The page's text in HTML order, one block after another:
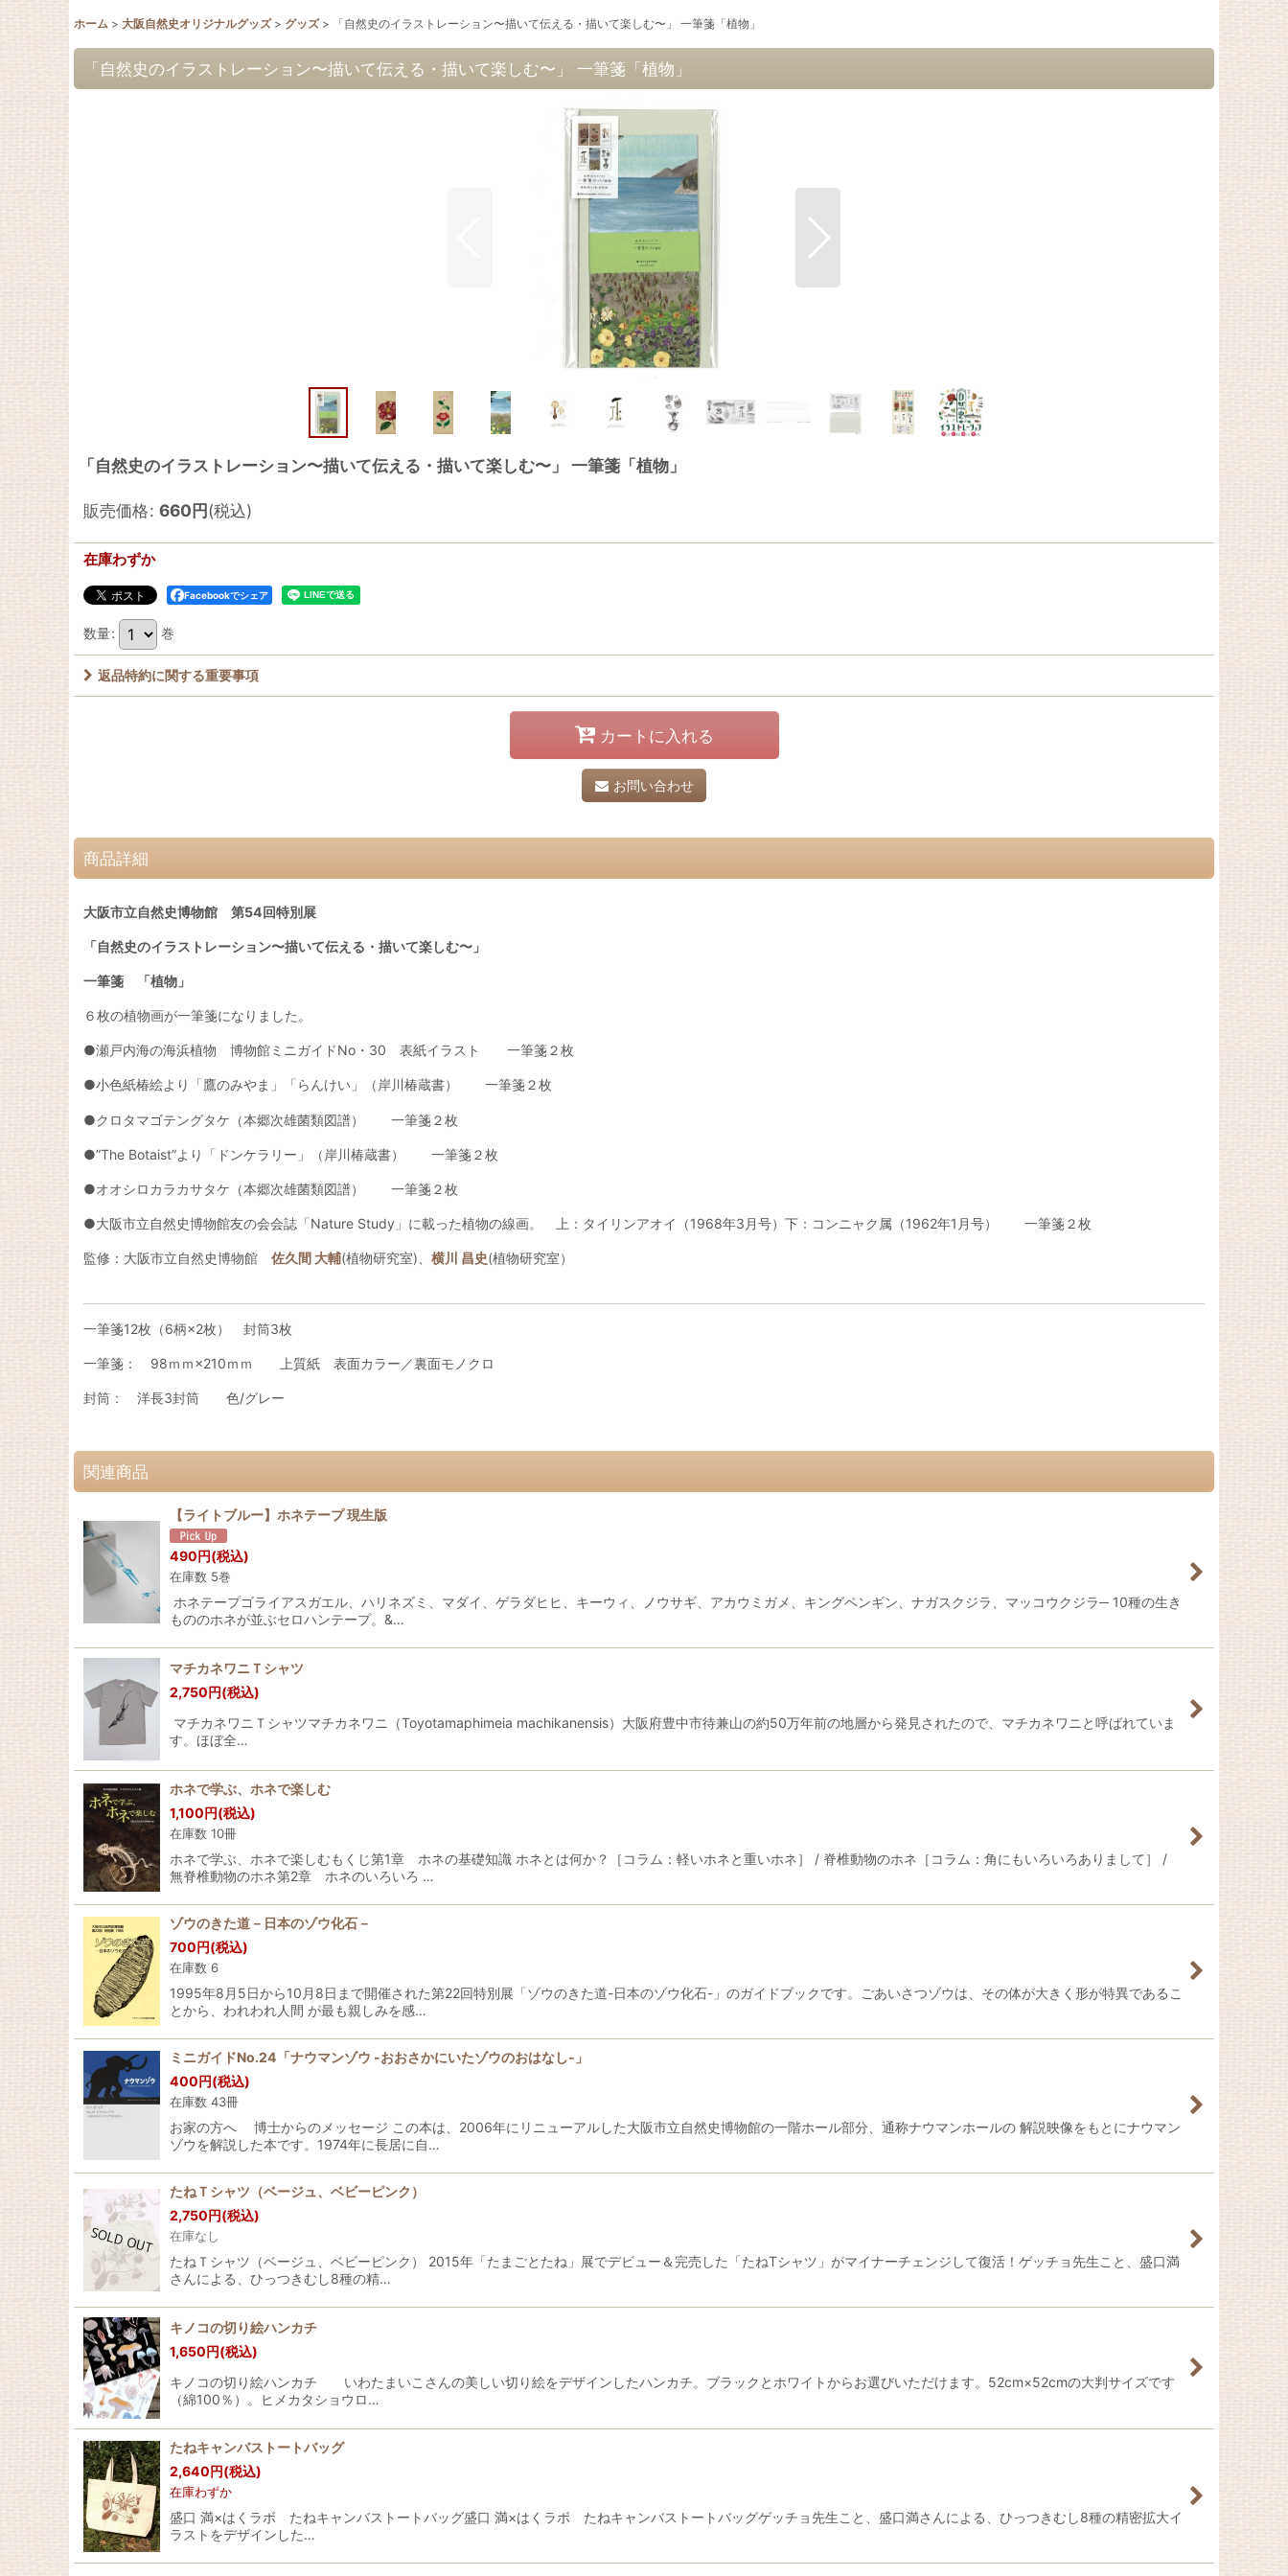
ホーム > 大阪自然史オリジナルグッズ > グッズ > 「自然史のイラストレーション〜描いて伝える・描いて楽しむ〜」 一筆箋「植物」
「自然史のイラストレーション〜描いて伝える・描いて楽しむ〜」 一筆箋「植物」
「自然史のイラストレーション〜描いて伝える・描いて楽しむ〜」 一筆箋「植物」
販売価格: 660円(税込)
在庫わずか
Facebookでシェア
数量: 巻
返品特約に関する重要事項
カートに入れる
お問い合わせ
商品詳細
大阪市立自然史博物館 第54回特別展
「自然史のイラストレーション〜描いて伝える・描いて楽しむ〜」
一筆箋 「植物」
６枚の植物画が一筆箋になりました。
●瀬戸内海の海浜植物 博物館ミニガイドNo・30 表紙イラスト 一筆箋２枚
●小色紙椿絵より「鷹のみやま」「らんけい」（岸川椿蔵書） 一筆箋２枚
●クロタマゴテングタケ（本郷次雄菌類図譜） 一筆箋２枚
●”The Botaist”より「ドンケラリー」（岸川椿蔵書） 一筆箋２枚
●オオシロカラカサタケ（本郷次雄菌類図譜） 一筆箋２枚
●大阪市立自然史博物館友の会会誌「Nature Study」に載った植物の線画。 上：タイリンアオイ（1968年3月号）下：コンニャク属（1962年1月号） 一筆箋２枚
監修：大阪市立自然史博物館 佐久間 大輔(植物研究室)、 横川 昌史(植物研究室）
一筆箋12枚（6柄×2枚） 封筒3枚
一筆箋： 98ｍｍ×210ｍｍ 上質紙 表面カラー／裏面モノクロ
封筒： 洋長3封筒 色/グレー
関連商品
【ライトブルー】ホネテープ 現生版
490 円(税込)
在庫数 5巻
ホネテープゴライアスガエル、ハリネズミ、マダイ、ゲラダヒヒ、キーウィ、ノウサギ、アカウミガメ、キングペンギン、ナガスクジラ、マッコウクジラ─ 10種の生き
もののホネが並ぶセロハンテープ。&…
マチカネワニＴシャツ
2,750円(税込)
マチカネワニＴシャツマチカネワニ（Toyotamaphimeia machikanensis）大阪府豊中市待兼山の約50万年前の地層から発見されたので、マチカネワニと呼ばれていま
す。ほぼ全…
ホネで学ぶ、ホネで楽しむ
1,100円(税込)
在庫数 10冊
ホネで学ぶ、ホネで楽しむもくじ第1章 ホネの基礎知識 ホネとは何か？［コラム：軽いホネと重いホネ］ / 脊椎動物のホネ［コラム：角にもいろいろありまして］ /
無脊椎動物のホネ第2章 ホネのいろいろ …
ゾウのきた道－日本のゾウ化石－
700円(税込)
在庫数 6
1995年8月5日から10月8日まで開催された第22回特別展「ゾウのきた道-日本のゾウ化石-」のガイドブックです。ごあいさつゾウは、その体が大きく形が特異であるこ
とから、われわれ人間 が最も親しみを感…
ミニガイドNo.24「ナウマンゾウ -おおさかにいたゾウのおはなし-」
400円(税込)
在庫数 43冊
お家の方へ 博士からのメッセージ この本は、2006年にリニューアルした大阪市立自然史博物館の一階ホール部分、通称ナウマンホールの 解説映像をもとにナウマン
ゾウを解説した本です。1974年に長居に自…
たねＴシャツ（ベージュ、ベビーピンク）
2,750円(税込)
在庫なし
たねＴシャツ（ベージュ、ベビーピンク） 2015年「たまごとたね」展でデビュー＆完売した「たねTシャツ」がマイナーチェンジして復活！ゲッチョ先生こと、盛口満
さんによる、ひっつきむし8種の精…
キノコの切り絵ハンカチ
1,650円(税込)
キノコの切り絵ハンカチ いわたまいこさんの美しい切り絵をデザインしたハンカチ。ブラックとホワイトからお選びいただけます。52cm×52cmの大判サイズです
（綿100％）。ヒメカタショウロ…
たねキャンバストートバッグ
2,640 円(税込)
在庫わずか
盛口 満×はくラボ たねキャンバストートバッグ盛口 満×はくラボ たねキャンバストートバッグゲッチョ先生こと、盛口満さんによる、ひっつきむし8種の精密拡大イ
ラストをデザインした…